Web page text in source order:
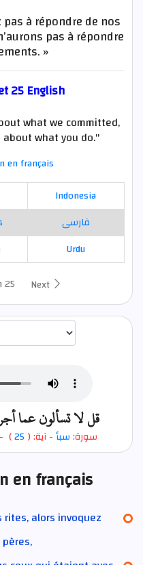
pas à répondre de nos
pas à répondre
»
25 English
what we committed,
what you do."
en français
Indonesia
فارسی
Urdu
25 Next
قل لا تسألون عما
سورة:سبأ- آية: ( 25
)
en français
rites, alors invoquez